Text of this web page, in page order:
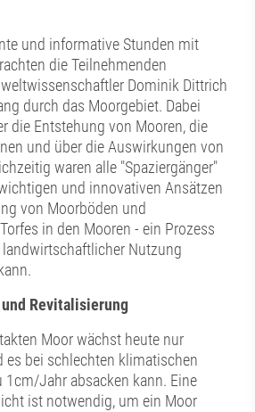
und informative Stunden mit
die Teilnehmenden
Dominik Dittrich
durch das Moorgebiet. Dabei
die Entstehung von Mooren, die
und über die Auswirkungen von
waren alle "Spaziergänger"
und innovativen Ansätzen
von Moorböden und
in den Mooren - ein Prozess
Nutzung
Revitalisierung
Moor wächst heute nur
es bei schlechten klimatischen
1cm/Jahr absacken kann. Eine
ist notwendig, um ein Moor